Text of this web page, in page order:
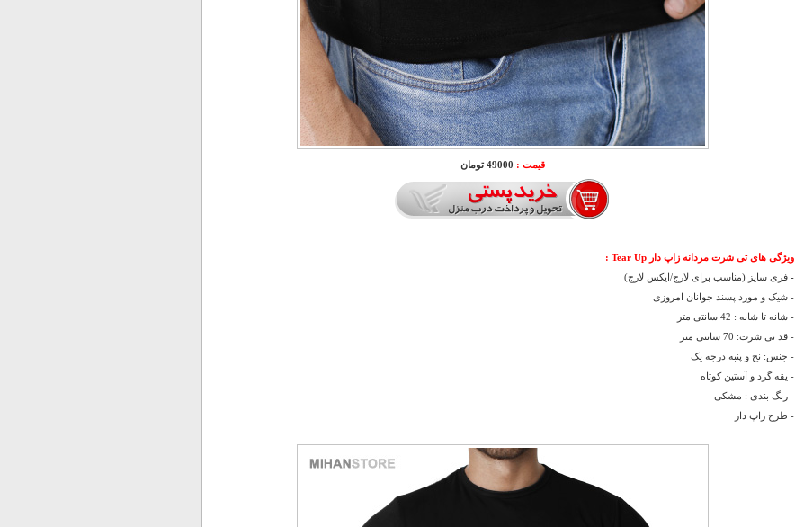
قیمت : 49000 تومان
ویژگی های تی شرت مردانه زاپ دار Tear Up :
- فری سایز (مناسب برای لارج/ایکس لارج)
- شیک و مورد پسند جوانان امروزی
- شانه تا شانه : 42 سانتی متر
- قد تی شرت: 70 سانتی متر
- جنس: نخ و پنبه درجه یک
- یقه گرد و آستین کوتاه
- رنگ بندی : مشکی
- طرح زاپ دار